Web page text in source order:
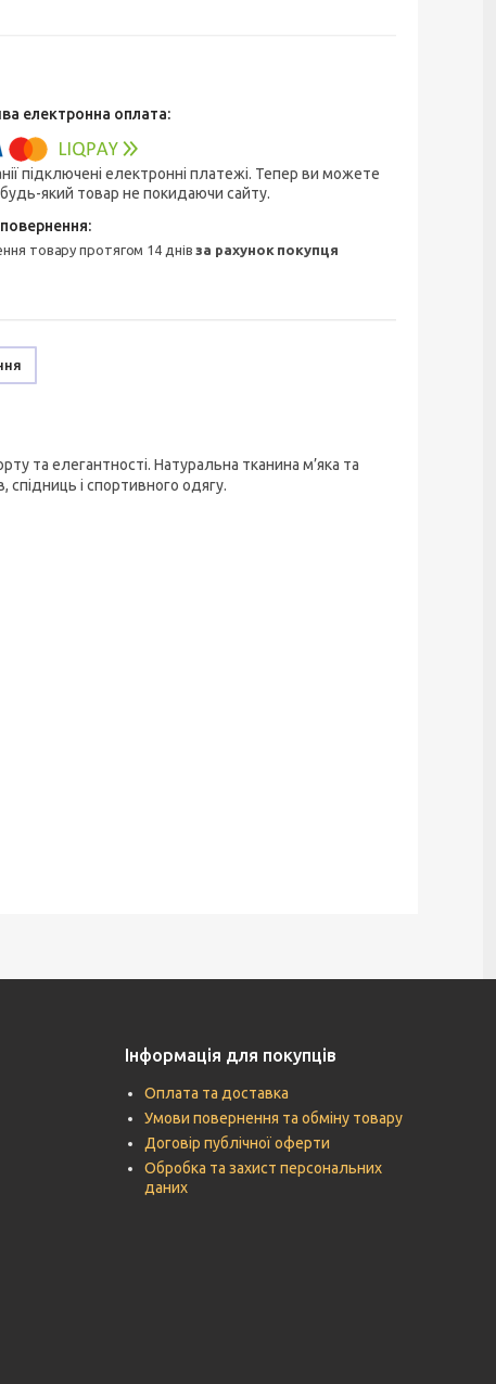
підключені електронні платежі. Тепер ви можете
який товар не покидаючи сайту.
товару протягом 14 днівза рахунок покупця
та елегантності. Натуральна тканина м’яка та
і спортивного одягу.
Інформація для покупців
Оплата та доставка
Умови повернення та обміну товару
Договір публічної оферти
Обробка та захист персональних
даних